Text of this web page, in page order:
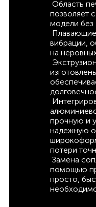
Область
позволяет
модели без
вибрации,
на
прочную и
надежную
потери
Замена
помощью
просто,